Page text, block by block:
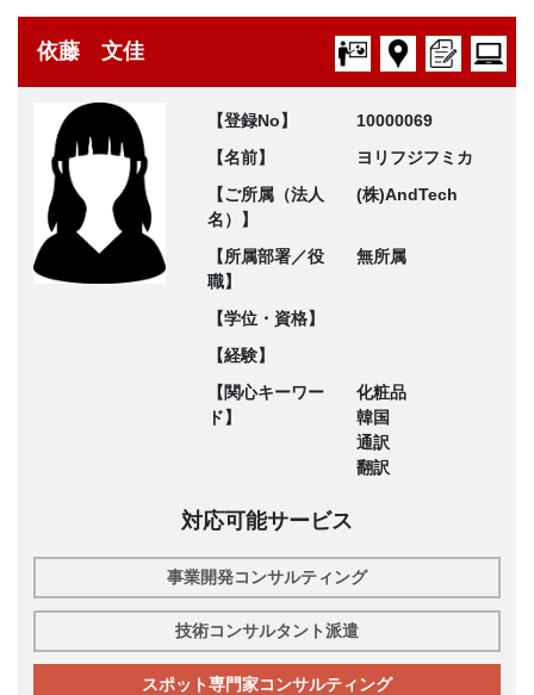
依藤 文佳
【登録No】
10000069
【名前】
ヨリフジフミカ
【ご所属（法人
名）】
(株)AndTech
【所属部署／役
職】
無所属
【学位・資格】
【経験】
【関心キーワー
ド】
化粧品
韓国
通訳
翻訳
対応可能サービス
事業開発コンサルティング
技術コンサルタント派遣
スポット専門家コンサルティング